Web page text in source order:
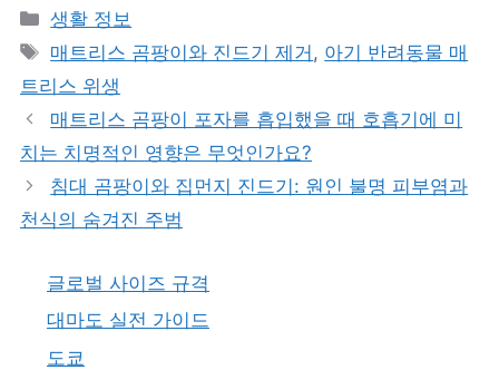
카
테
고
리
생활 정보
태
그
매트리스 곰팡이와 진드기 제거 , 아기 반려동물 매
트리스 위생
매트리스 곰팡이 포자를 흡입했을 때 호흡기에 미
치는 치명적인 영향은 무엇인가요?
침대 곰팡이와 집먼지 진드기: 원인 불명 피부염과
천식의 숨겨진 주범
글로벌 사이즈 규격
대마도 실전 가이드
도쿄